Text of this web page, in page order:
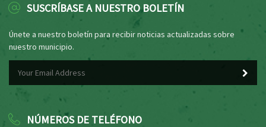
SUSCRÍBASE A NUESTRO BOLETÍN
Únete a nuestro boletín para recibir noticias actualizadas sobre
nuestro municipio.
NÚMEROS DE TELÉFONO